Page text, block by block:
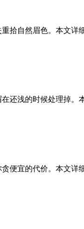
拾自然眉色。本文详
还浅的时候处理掉。
便宜的代价。本文详